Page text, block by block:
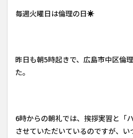
毎週火曜日は倫理の日☀
昨日も朝5時起きで、広島市中区倫
た。
6時からの朝礼では、挨拶実習と「
させていただいているのですが、